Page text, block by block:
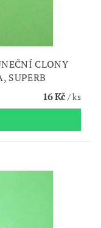
CLONY
SUPERB
16 Kč/ ks